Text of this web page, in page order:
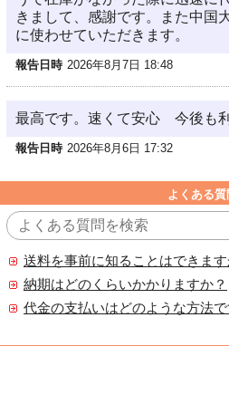
きまして、感謝です。また中国
に使わせていただきます。
報告日時 2026年8月7日 18:48
最高です。速くて安心 今後も利
報告日時 2026年8月6日 17:32
よくある質
送料を事前に知ることはできます
納期はどのくらいかかりますか？